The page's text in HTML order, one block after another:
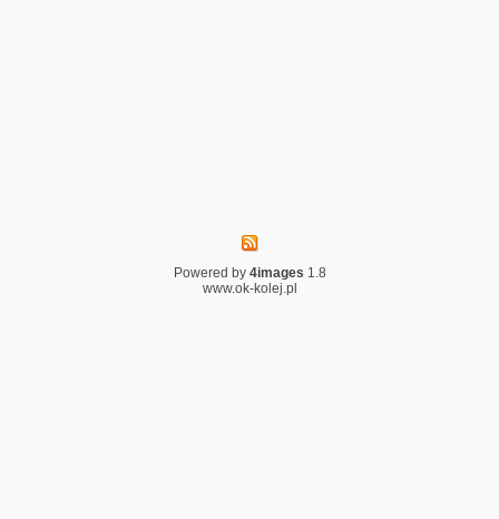
Powered by 4images 1.8
www.ok-kolej.pl